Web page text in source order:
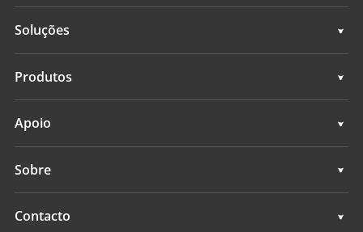
Soluções
Topografia e engenharia
Levantamento hidrográfico
Serviços de posicionamento
Produtos
Topografia e engenharia
Levantamento hidrográfico
Apoio
Apoio
Sobre
Visão geral
Contacto